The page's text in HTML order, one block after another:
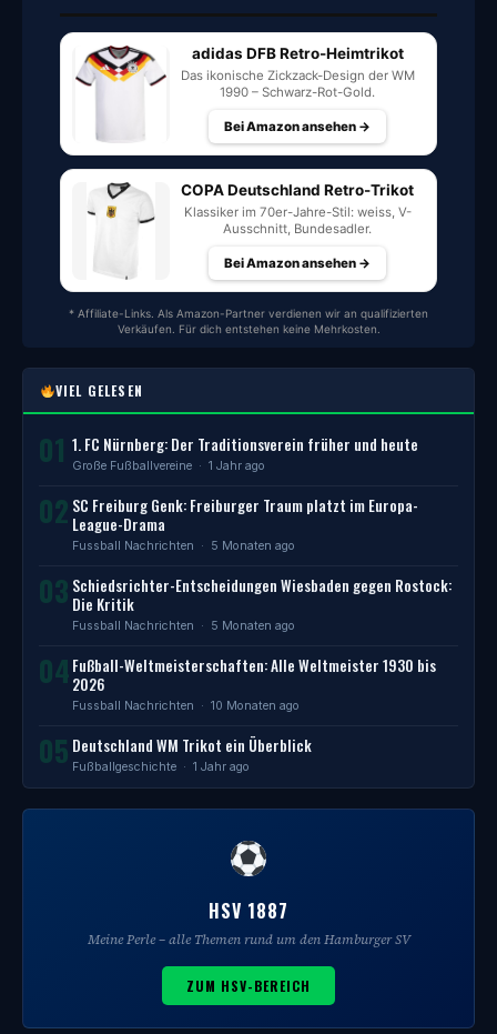
adidas DFB Retro-Heimtrikot
Das ikonische Zickzack-Design der WM
1990 – Schwarz-Rot-Gold.
Bei Amazon ansehen →
COPA Deutschland Retro-Trikot
Klassiker im 70er-Jahre-Stil: weiss, V-
Ausschnitt, Bundesadler.
Bei Amazon ansehen →
* Affiliate-Links. Als Amazon-Partner verdienen wir an qualifizierten
Verkäufen. Für dich entstehen keine Mehrkosten.
VIEL GELESEN
01 1. FC Nürnberg: Der Traditionsverein früher und heute
Große Fußballvereine · 1 Jahr ago
02 SC Freiburg Genk: Freiburger Traum platzt im Europa-
League-Drama
Fussball Nachrichten · 5 Monaten ago
03 Schiedsrichter-Entscheidungen Wiesbaden gegen Rostock:
Die Kritik
Fussball Nachrichten · 5 Monaten ago
04 Fußball-Weltmeisterschaften: Alle Weltmeister 1930 bis
2026
Fussball Nachrichten · 10 Monaten ago
05 Deutschland WM Trikot ein Überblick
Fußballgeschichte · 1 Jahr ago
HSV 1887
Meine Perle – alle Themen rund um den Hamburger SV
ZUM HSV-BEREICH